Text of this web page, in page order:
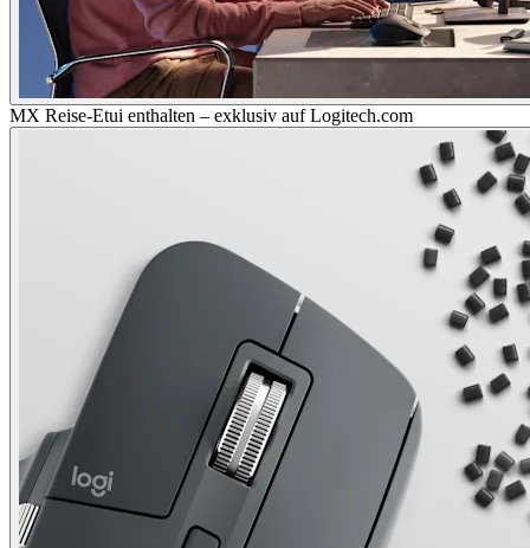
MX Reise-Etui enthalten – exklusiv auf Logitech.com